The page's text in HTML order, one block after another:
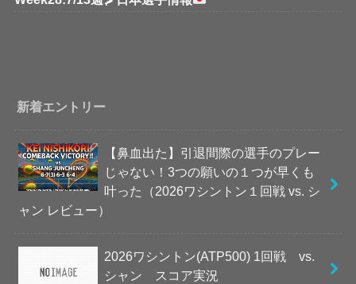
新着エントリー
【鼻血出た】引退間際の選手のプレー
じゃない！3つの願いの１つが早くも
叶った（2026ワシントン１回戦 vs. シ
ャン レビュー）
2026ワシントン(ATP500) 1回戦 vs.
シャン スコア実況